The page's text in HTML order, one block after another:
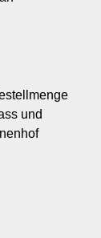
und